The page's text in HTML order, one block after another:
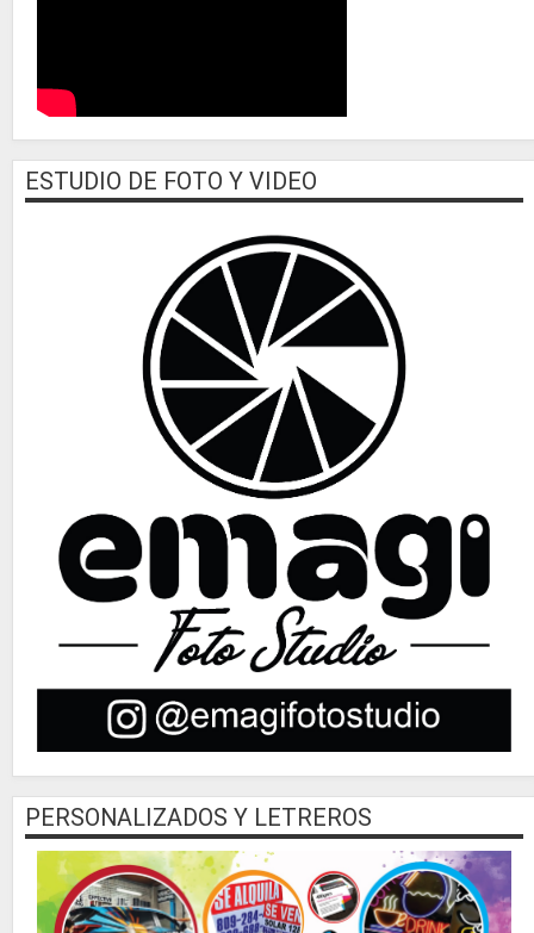
ESTUDIO DE FOTO Y VIDEO
PERSONALIZADOS Y LETREROS